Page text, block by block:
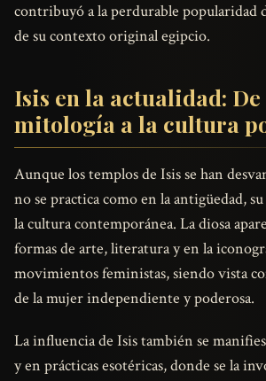
contribuyó a la perdurable popularidad
de su contexto original egipcio.
Isis en la actualidad: De
mitología a la cultura
Aunque los templos de Isis se han
no se practica como en la antigüedad,
la cultura contemporánea. La diosa
formas de arte, literatura y en la
movimientos feministas, siendo vista
de la mujer independiente y poderosa.
La influencia de Isis también se
y en prácticas esotéricas, donde se la